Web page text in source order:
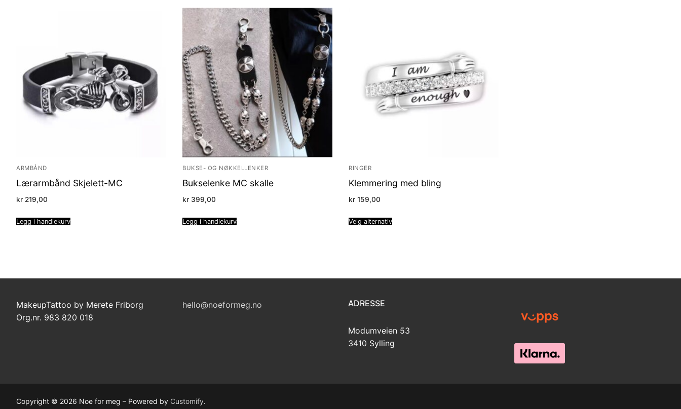
ARMBÅND
Lærarmbånd Skjelett-MC
kr 219,00
Legg i handlekurv
BUKSE- OG NØKKELLENKER
Bukselenke MC skalle
kr 399,00
Legg i handlekurv
RINGER
Klemmering med bling
kr 159,00
Velg alternativ
MakeupTattoo by Merete Friborg
Org.nr. 983 820 018
hello@noeformeg.no ADRESSE
Modumveien 53
3410 Sylling
Copyright © 2026 Noe for meg – Powered by Customify.